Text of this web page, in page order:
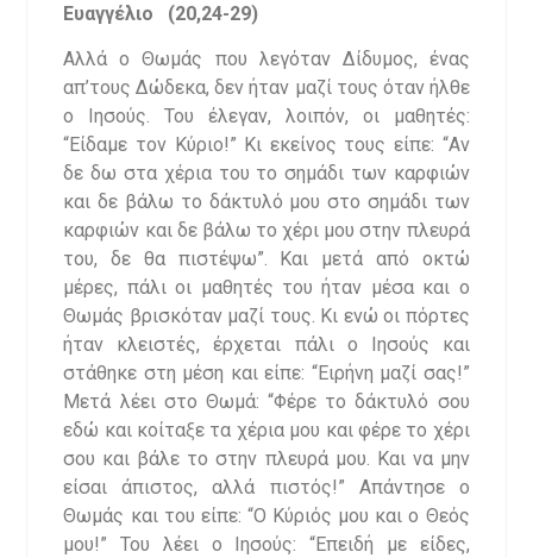
Ευαγγέλιο (20,24-29)
Αλλά ο Θωμάς που λεγόταν Δίδυμος, ένας
απ’τους Δώδεκα, δεν ήταν μαζί τους όταν ήλθε
ο Ιησούς. Του έλεγαν, λοιπόν, οι μαθητές:
“Είδαμε τον Κύριο!” Κι εκείνος τους είπε: “Αν
δε δω στα χέρια του το σημάδι των καρφιών
και δε βάλω το δάκτυλό μου στο σημάδι των
καρφιών και δε βάλω το χέρι μου στην πλευρά
του, δε θα πιστέψω”. Και μετά από οκτώ
μέρες, πάλι οι μαθητές του ήταν μέσα και ο
Θωμάς βρισκόταν μαζί τους. Κι ενώ οι πόρτες
ήταν κλειστές, έρχεται πάλι ο Ιησούς και
στάθηκε στη μέση και είπε: “Ειρήνη μαζί σας!”
Μετά λέει στο Θωμά: “Φέρε το δάκτυλό σου
εδώ και κοίταξε τα χέρια μου και φέρε το χέρι
σου και βάλε το στην πλευρά μου. Και να μην
είσαι άπιστος, αλλά πιστός!” Απάντησε ο
Θωμάς και του είπε: “Ο Κύριός μου και ο Θεός
μου!” Του λέει ο Ιησούς: “Επειδή με είδες,